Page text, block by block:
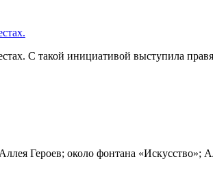
С такой инициативой выступила
Героев; около фонтана «Искусство»;